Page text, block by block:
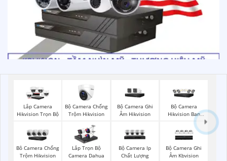
Lắp Camera
Hikvision Trọn Bộ
Bộ Camera Chống
Trộm Hikvision
Bộ Camera Ghi
Âm Hikvision
Bộ Camera
Hikvision Ban
Đêm Có Màu
Bô Camera Chống
Trộm Hikvision
Lắp Trọn Bộ
Camera Dahua
Bộ Camera Ip
Chất Lượng
Bộ Camera Ghi
Âm Kbvision